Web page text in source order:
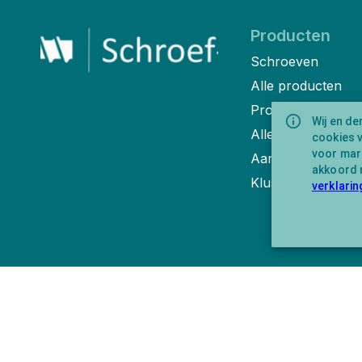
Wij en
cookies
voor
akkoord
Producten
Schroeven
Alle producten
Product bundels
Alle categorieën
Aanbiedingen
Klusblog